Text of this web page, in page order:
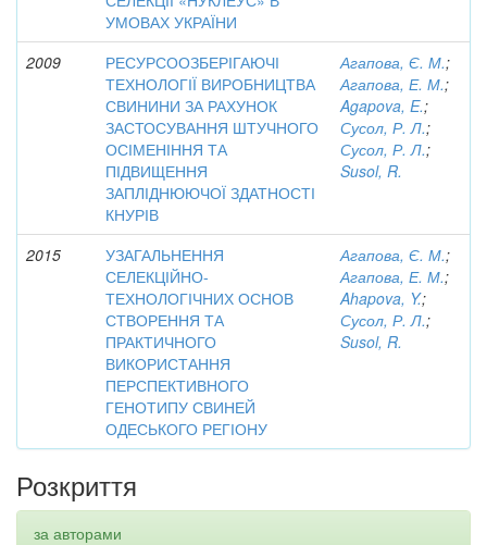
УМОВАХ УКРАЇНИ
2009
РЕСУРСООЗБЕРІГАЮЧІ
ТЕХНОЛОГІЇ ВИРОБНИЦТВА
СВИНИНИ ЗА РАХУНОК
ЗАСТОСУВАННЯ ШТУЧНОГО
ОСІМЕНІННЯ ТА
ПІДВИЩЕННЯ
ЗАПЛІДНЮЮЧОЇ ЗДАТНОСТІ
КНУРІВ
Агапова, Є. М.;
Агапова, Е. М.;
Agapova, E.;
Сусол, Р. Л.;
Сусол, Р. Л.;
Susol, R.
2015
УЗАГАЛЬНЕННЯ
СЕЛЕКЦІЙНО-
ТЕХНОЛОГІЧНИХ ОСНОВ
СТВОРЕННЯ ТА
ПРАКТИЧНОГО
ВИКОРИСТАННЯ
ПЕРСПЕКТИВНОГО
ГЕНОТИПУ СВИНЕЙ
ОДЕСЬКОГО РЕГІОНУ
Агапова, Є. М.;
Агапова, Е. М.;
Ahapova, Y.;
Сусол, Р. Л.;
Susol, R.
Розкриття
за авторами